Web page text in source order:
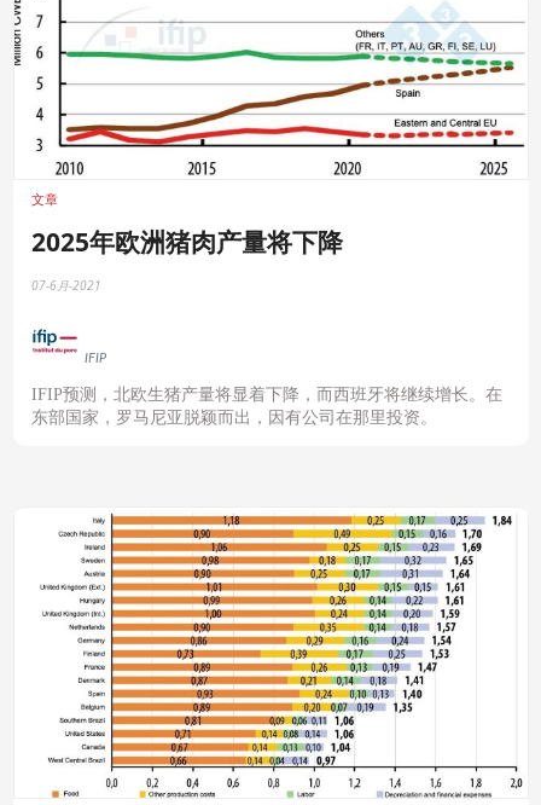
文章
2025年欧洲猪肉产量将下降
07-6月-2021
IFIP
IFIP预测，北欧生猪产量将显着下降，而西班牙将继续增长。在
东部国家，罗马尼亚脱颖而出，因有公司在那里投资。